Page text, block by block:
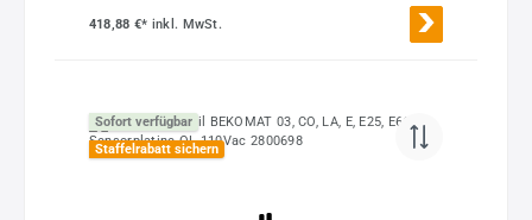
418,88 €* inkl. MwSt.
Sofort verfügbar
Staffelrabatt sichern